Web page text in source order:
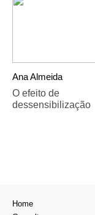
Ana Almeida
O efeito de
dessensibilização
Home